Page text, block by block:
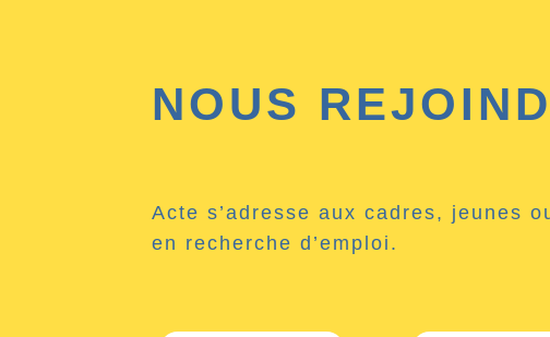
NOUS
Acte s’adresse aux cadres, jeunes
en recherche d’emploi.